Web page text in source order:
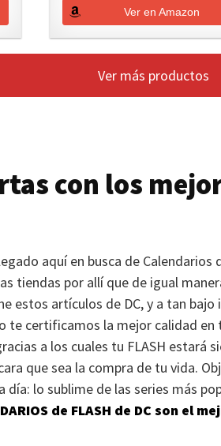
Ver en Amazon
Ver más productos
con los
aquí en busca de Calendarios
tiendas por allí que de igual
estos artículos de DC, y a tan
te certificamos la mejor calidad en
a los cuales tu FLASH estará
que sea la compra de tu vida.
día: lo sublime de las series más
de FLASH de DC son el